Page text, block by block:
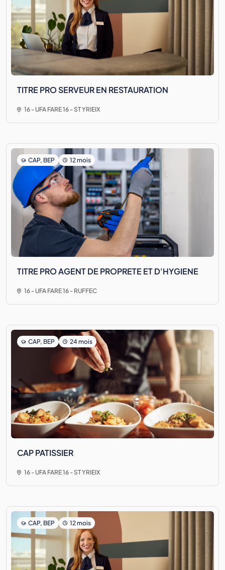
TITRE PRO SERVEUR EN RESTAURATION
16 - UFA FARE 16 - ST YRIEIX
CAP, BEP 12 mois
TITRE PRO AGENT DE PROPRETE ET D'HYGIENE
16 - UFA FARE 16 - RUFFEC
CAP, BEP 24 mois
CAP PATISSIER
16 - UFA FARE 16 - ST YRIEIX
CAP, BEP 12 mois